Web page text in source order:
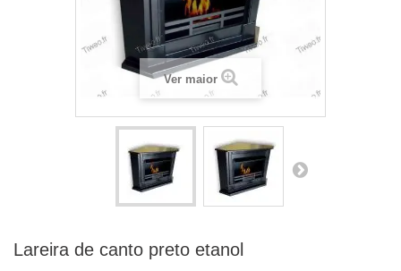
Ver maior
Lareira de canto preto etanol